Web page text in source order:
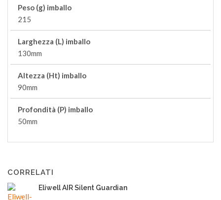
Peso (g) imballo
215
Larghezza (L) imballo
130mm
Altezza (Ht) imballo
90mm
Profondità (P) imballo
50mm
CORRELATI
Eliwell AIR Silent Guardian